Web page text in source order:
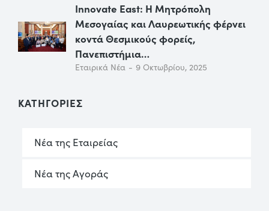
Innovate East: Η Μητρόπολη
Μεσογαίας και Λαυρεωτικής φέρνει
κοντά Θεσμικούς φορείς,
Πανεπιστήμια…
Εταιρικά Νέα 9 Οκτωβρίου, 2025
ΚΑΤΗΓΟΡΙΕΣ
Νέα της Εταιρείας
Νέα της Αγοράς